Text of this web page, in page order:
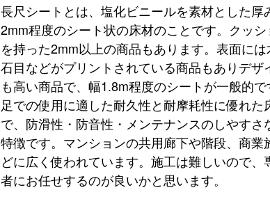
長尺シートとは、塩化ビニールを素材とした厚
2mm程度のシート状の床材のことです。クッシ
を持った2mm以上の商品もあります。表面には
石目などがプリントされている商品もありデザ
も高い商品で、幅1.8m程度のシートが一般的で
足での使用に適した耐久性と耐摩耗性に優れた
で、防滑性・防音性・メンテナンスのしやすさ
特徴です。マンションの共用廊下や階段、商業
どに広く使われています。施工は難しいので、
者にお任せするのが良いかと思います。